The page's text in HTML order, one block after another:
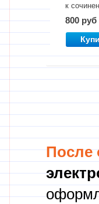
к
ЕГЭ 2026
800 руб
После